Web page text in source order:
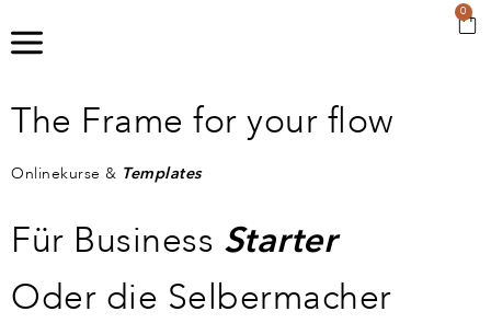
0
The Frame for your flow
Onlinekurse & Templates
Für Business Starter
Oder die Selbermacher